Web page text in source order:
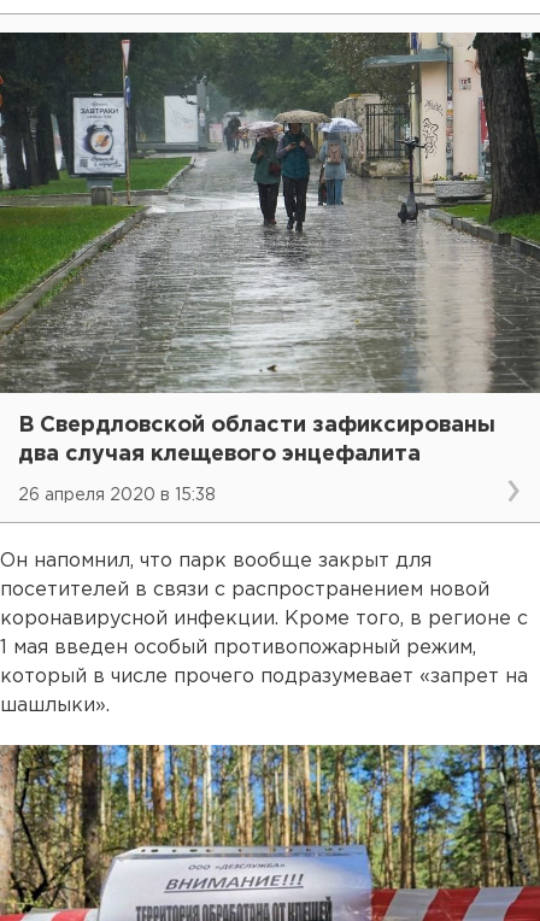
В Свердловской области зафиксированы
два случая клещевого энцефалита
26 апреля 2020 в 15:38
Он напомнил, что парк вообще закрыт для
посетителей в связи с распространением новой
коронавирусной инфекции. Кроме того, в регионе с
1 мая введен особый противопожарный режим,
который в числе прочего подразумевает «запрет на
шашлыки».